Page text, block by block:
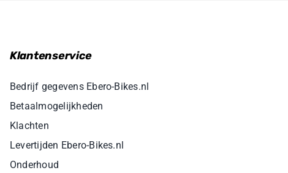
Klantenservice
Bedrijf gegevens Ebero-Bikes.nl
Betaalmogelijkheden
Klachten
Levertijden Ebero-Bikes.nl
Onderhoud